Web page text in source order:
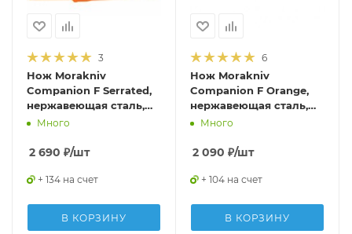
3
Нож Morakniv
Companion F Serrated,
нержавеющая сталь,
11829
Много
2 690 ₽/шт
+ 134 на счет
В КОРЗИНУ
6
Нож Morakniv
Companion F Orange,
нержавеющая сталь,
прорезиненная
накладкам, 11824
Много
2 090 ₽/шт
+ 104 на счет
В КОРЗИНУ